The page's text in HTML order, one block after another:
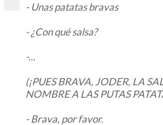
- Unas patatas bravas
- ¿Con qué salsa?
-...
(¡PUES BRAVA, JODER, LA
NOMBRE A LAS PUTAS
- Brava, por favor.